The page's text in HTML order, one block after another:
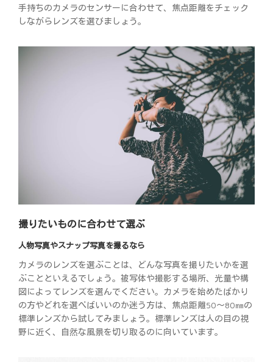
手持ちのカメラのセンサーに合わせて、焦点距離をチェック
しながらレンズを選びましょう。
撮りたいものに合わせて選ぶ
人物写真やスナップ写真を撮るなら
カメラのレンズを選ぶことは、どんな写真を撮りたいかを選
ぶことといえるでしょう。被写体や撮影する場所、光量や構
図によってレンズを選んでください。カメラを始めたばかり
の方やどれを選べばいいのか迷う方は、焦点距離50～80㎜の
標準レンズから試してみましょう。標準レンズは人の目の視
野に近く、自然な風景を切り取るのに向いています。